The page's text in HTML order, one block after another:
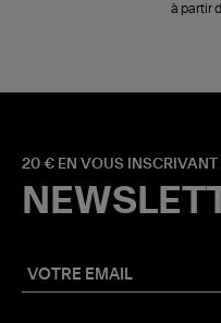
à partir
20 € EN VOUS INSCRIVANT